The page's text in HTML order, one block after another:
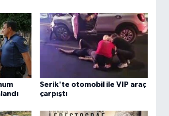
Serik'te otomobil ile VIP araç
çarpıştı